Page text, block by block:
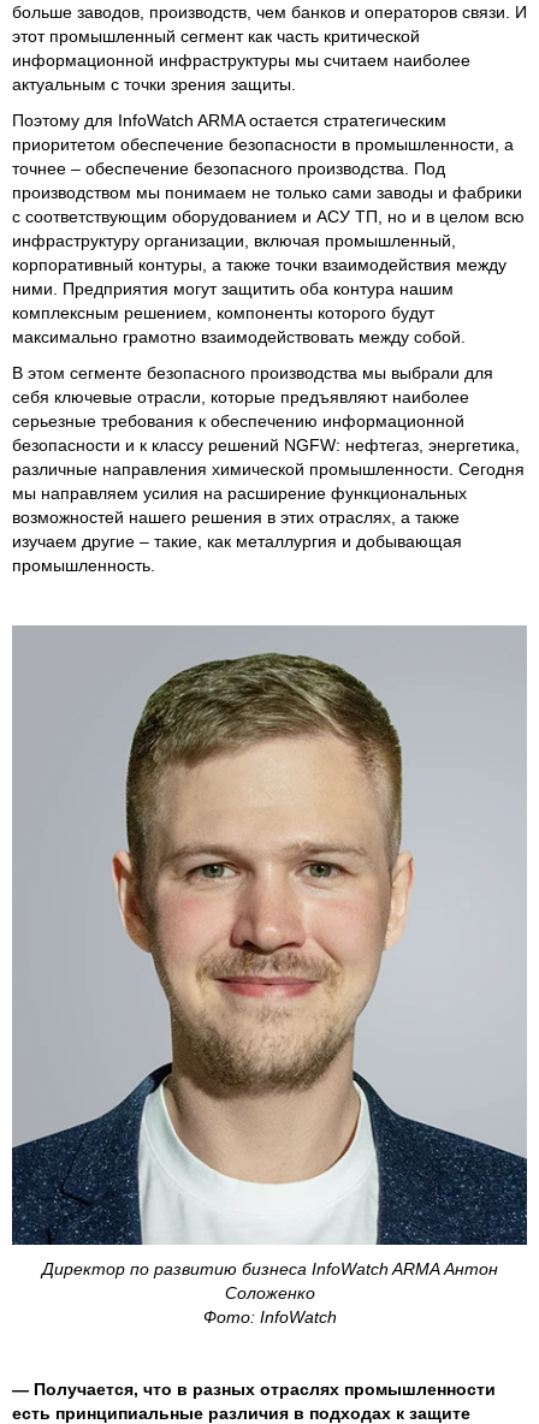
больше заводов, производств, чем банков и операторов связи. И
этот промышленный сегмент как часть критической
информационной инфраструктуры мы считаем наиболее
актуальным с точки зрения защиты.
Поэтому для InfoWatch ARMA остается стратегическим
приоритетом обеспечение безопасности в промышленности, а
точнее – обеспечение безопасного производства. Под
производством мы понимаем не только сами заводы и фабрики
с соответствующим оборудованием и АСУ ТП, но и в целом всю
инфраструктуру организации, включая промышленный,
корпоративный контуры, а также точки взаимодействия между
ними. Предприятия могут защитить оба контура нашим
комплексным решением, компоненты которого будут
максимально грамотно взаимодействовать между собой.
В этом сегменте безопасного производства мы выбрали для
себя ключевые отрасли, которые предъявляют наиболее
серьезные требования к обеспечению информационной
безопасности и к классу решений NGFW: нефтегаз, энергетика,
различные направления химической промышленности. Сегодня
мы направляем усилия на расширение функциональных
возможностей нашего решения в этих отраслях, а также
изучаем другие – такие, как металлургия и добывающая
промышленность.
Директор по развитию бизнеса InfoWatch ARMA Антон
Соложенко
Фото: InfoWatch
— Получается, что в разных отраслях промышленности
есть принципиальные различия в подходах к защите